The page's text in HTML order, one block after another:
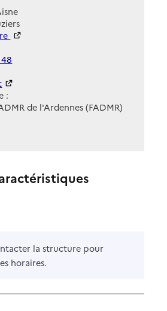
:
de l'Ardennes (FADMR)
la structure pour
horaires.